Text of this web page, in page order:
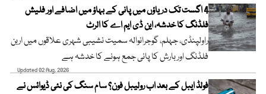
4 اگست تک دریاؤں میں پانی کے بہاؤ میں اضافے اور فلیش
فلڈنگ کا خدشہ، این ڈی ایم اے کا الرٹ
راولپنڈی، جہلم، گوجرانوالہ سمیت نشیبی شہری علاقوں میں اربن
فلڈنگ اور بارش کا پانی جمع ہونے کا خدشہ ہے
Updated 02 Aug, 2026
فولڈ ایبل کے بعد اب رولیبل فون؟ سام سنگ کی نئی ڈیوائس نے